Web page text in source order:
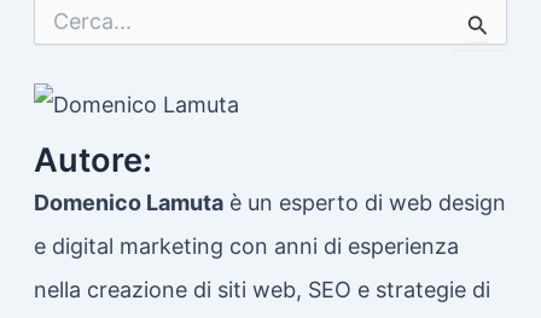
c
a
Autore:
Domenico Lamutaè un esperto di web design
e digital marketing con anni di esperienza
nella creazione di siti web, SEO e strategie di